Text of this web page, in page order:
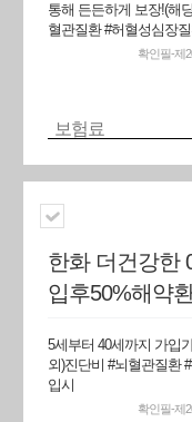
통해 든든하게 보장!(해
혈관질환 #허혈성심장
확인필-제
보험료
한화 더건강한
입후50%해약
5세부터 40세까지 가입
외)진단비 #뇌혈관질환
입시
확인필-제